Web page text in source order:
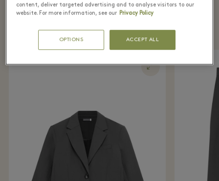
Recently Seen In Boutique
content, deliver targeted advertising and to analyse visitors to our
website. For more information, see our Privacy Policy
OPTIONS ACCEPT ALL